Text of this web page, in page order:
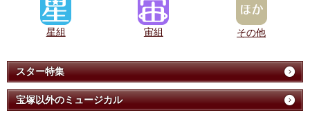
星組 宙組 その他
スター特集
宝塚以外のミュージカル